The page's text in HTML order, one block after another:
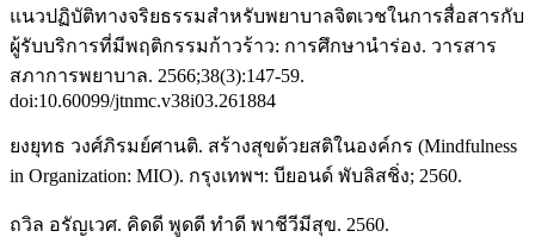
แนวปฏิบัติทางจริยธรรมสำหรับพยาบาลจิตเวชในการสื่อสารกับ
ผู้รับบริการที่มีพฤติกรรมก้าวร้าว: การศึกษานำร่อง. วารสาร
สภาการพยาบาล. 2566;38(3):147-59.
doi:10.60099/jtnmc.v38i03.261884
ยงยุทธ วงศ์ภิรมย์ศานติ. สร้างสุขด้วยสติในองค์กร (Mindfulness
in Organization: MIO). กรุงเทพฯ: บียอนด์ พับลิสชิ่ง; 2560.
ถวิล อรัญเวศ. คิดดี พูดดี ทำดี พาชีวีมีสุข. 2560.